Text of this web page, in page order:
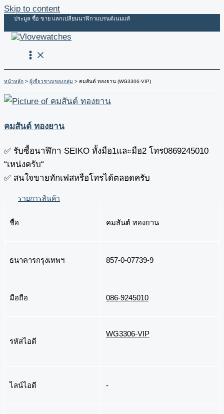
Skip to content
ประมูล ซื้อ ขาย แลกเปลี่ยนนาฬิกาแบรนด์เนมแท้
หน้าหลัก ผู้เชี่ยวชาญของกลุ่ม คมสันต์ ทองยาน (WG3306-VIP)
คมสันต์ ทองยาน
✅ รับซื้อนาฬิกา SEIKO ทั้งมือ1และมือ2 โทร0869245010
“เหน่งครับ“
✅ สนใจขายทักเฟสหรือโทรได้ตลอดครับ
รายการสินค้า
ชื่อ คมสันต์ ทองยาน
ธนาคารกรุงเทพฯ 857-0-07739-9
มือถือ 086-9245010
รหัสไอดี
WG3306-VIP
ไลน์ไอดี -